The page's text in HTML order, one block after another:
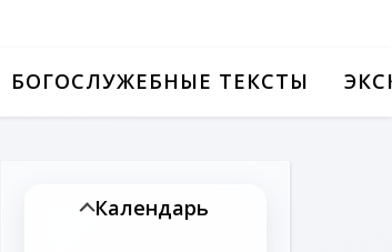
БОГОСЛУЖЕБНЫЕ ТЕКСТЫ
Календарь